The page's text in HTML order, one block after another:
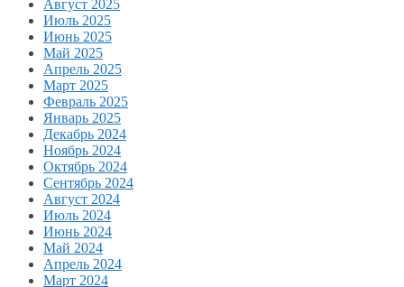
Август 2025
Июль 2025
Июнь 2025
Май 2025
Апрель 2025
Март 2025
Февраль 2025
Январь 2025
Декабрь 2024
Ноябрь 2024
Октябрь 2024
Сентябрь 2024
Август 2024
Июль 2024
Июнь 2024
Май 2024
Апрель 2024
Март 2024